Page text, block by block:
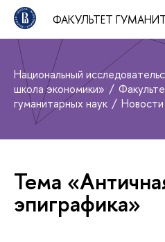
ФАКУЛЬТЕТ
Национальный
школа экономики»
гуманитарных наук
Новости
Тема
эпиграфика»